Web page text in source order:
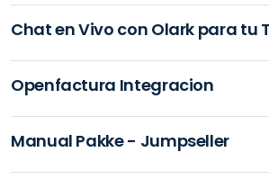
Chat en Vivo con Olark para tu
Openfactura Integracion
Manual Pakke - Jumpseller